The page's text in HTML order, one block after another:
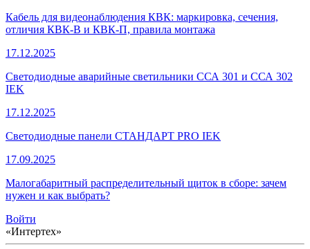
Кабель для видеонаблюдения КВК: маркировка, сечения,
отличия КВК-В и КВК-П, правила монтажа
17.12.2025
Светодиодные аварийные светильники ССА 301 и ССА 302
IEK
17.12.2025
Светодиодные панели СТАНДАРТ PRO IEK
17.09.2025
Малогабаритный распределительный щиток в сборе: зачем
нужен и как выбрать?
Войти
«Интертех»